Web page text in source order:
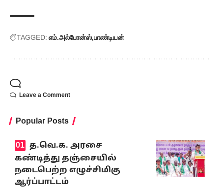
TAGGED: எம்.அல்போன்ஸ் பாண்டியன்
Leave a Comment
Popular Posts
த.வெ.க. அரசை
கண்டித்து தஞ்சையில்
நடைபெற்ற எழுச்சிமிகு
ஆர்ப்பாட்டம்